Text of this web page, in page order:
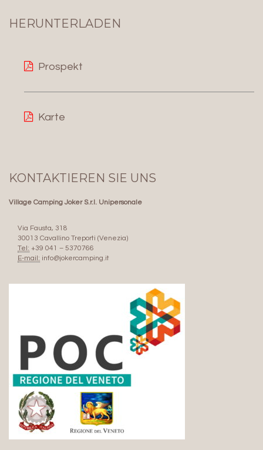
HERUNTERLADEN
Prospekt
Karte
KONTAKTIEREN SIE UNS
Village Camping Joker S.r.l. Unipersonale
Via Fausta, 318
30013 Cavallino Treporti (Venezia)
Tel: +39 041 – 5370766
E-mail: info@jokercamping.it